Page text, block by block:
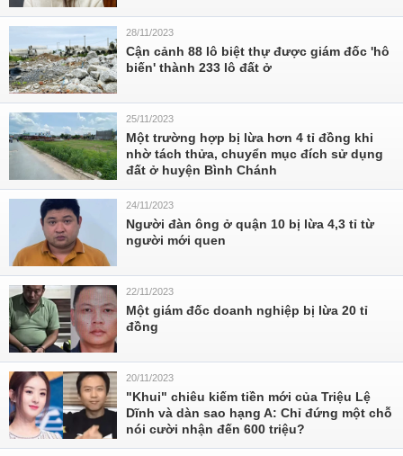
28/11/2023
Cận cảnh 88 lô biệt thự được giám đốc 'hô
biến' thành 233 lô đất ở
25/11/2023
Một trường hợp bị lừa hơn 4 tỉ đồng khi
nhờ tách thửa, chuyển mục đích sử dụng
đất ở huyện Bình Chánh
24/11/2023
Người đàn ông ở quận 10 bị lừa 4,3 tỉ từ
người mới quen
22/11/2023
Một giám đốc doanh nghiệp bị lừa 20 tỉ
đồng
20/11/2023
"Khui" chiêu kiếm tiền mới của Triệu Lệ
Dĩnh và dàn sao hạng A: Chỉ đứng một chỗ
nói cười nhận đến 600 triệu?